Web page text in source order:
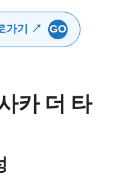
가기 ↗ GO
카 더 타